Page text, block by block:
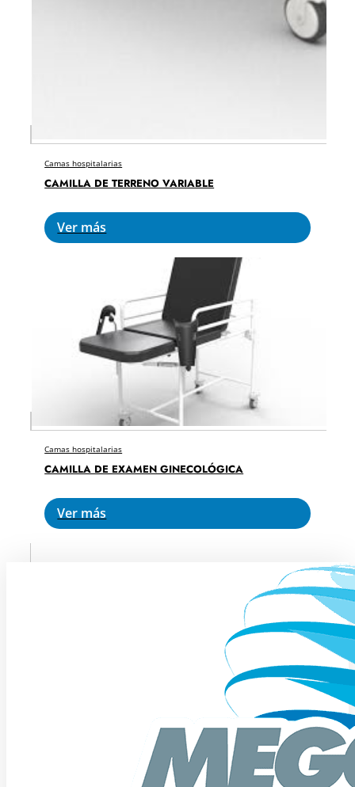
Camas hospitalarias
CAMILLA DE TERRENO VARIABLE
Ver más
Camas hospitalarias
CAMILLA DE EXAMEN GINECOLÓGICA
Ver más